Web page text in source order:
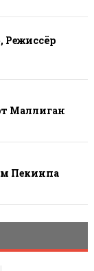
Режиссёр
Маллиган
Пекинпа